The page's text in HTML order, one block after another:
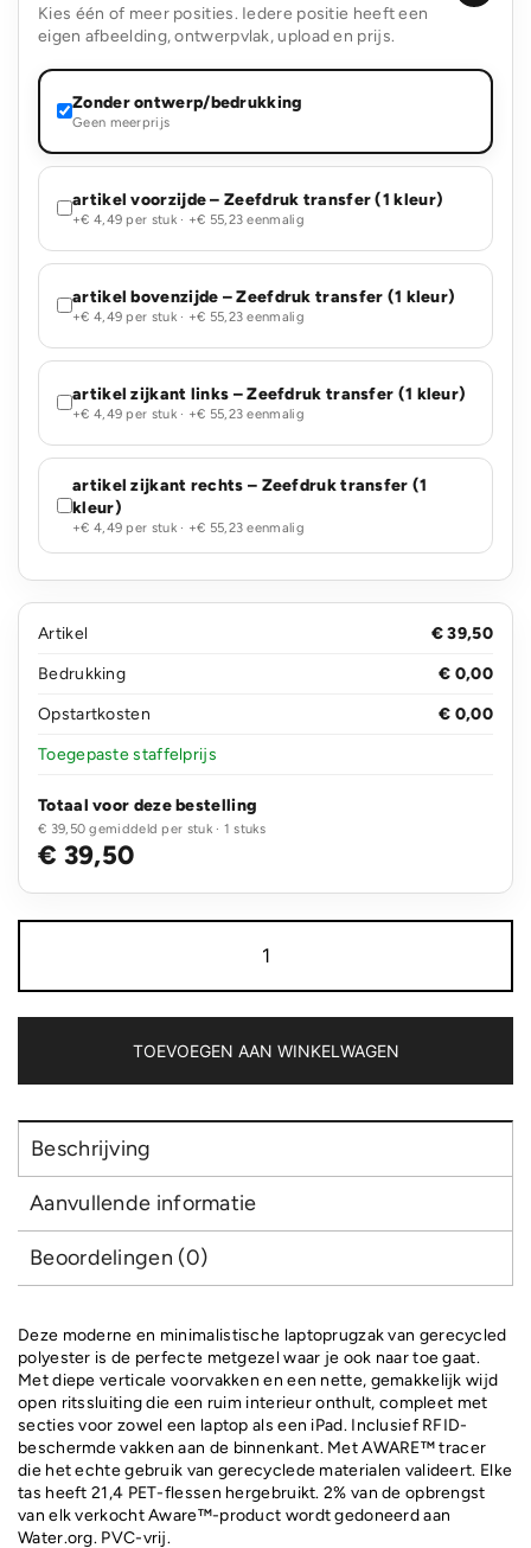
Kies één of meer posities. Iedere positie heeft een
eigen afbeelding, ontwerpvlak, upload en prijs.
Zonder ontwerp/bedrukking
Geen meerprijs
artikel voorzijde – Zeefdruk transfer (1 kleur)
+€ 4,49 per stuk · +€ 55,23 eenmalig
artikel bovenzijde – Zeefdruk transfer (1 kleur)
+€ 4,49 per stuk · +€ 55,23 eenmalig
artikel zijkant links – Zeefdruk transfer (1 kleur)
+€ 4,49 per stuk · +€ 55,23 eenmalig
artikel zijkant rechts – Zeefdruk transfer (1
kleur)
+€ 4,49 per stuk · +€ 55,23 eenmalig
Artikel
€ 39,50
Bedrukking
€ 0,00
Opstartkosten
€ 0,00
Toegepaste staffelprijs
Totaal voor deze bestelling
€ 39,50 gemiddeld per stuk · 1 stuks
€ 39,50
Peak
access
15.6"
rugzak
TOEVOEGEN AAN WINKELWAGEN
Beschrijving
Aanvullende informatie
Beoordelingen (0)
Deze moderne en minimalistische laptoprugzak van gerecycled
polyester is de perfecte metgezel waar je ook naar toe gaat.
Met diepe verticale voorvakken en een nette, gemakkelijk wijd
open ritssluiting die een ruim interieur onthult, compleet met
secties voor zowel een laptop als een iPad. Inclusief RFID-
beschermde vakken aan de binnenkant. Met AWARE™ tracer
die het echte gebruik van gerecyclede materialen valideert. Elke
tas heeft 21,4 PET-flessen hergebruikt. 2% van de opbrengst
van elk verkocht Aware™-product wordt gedoneerd aan
Water.org. PVC-vrij.